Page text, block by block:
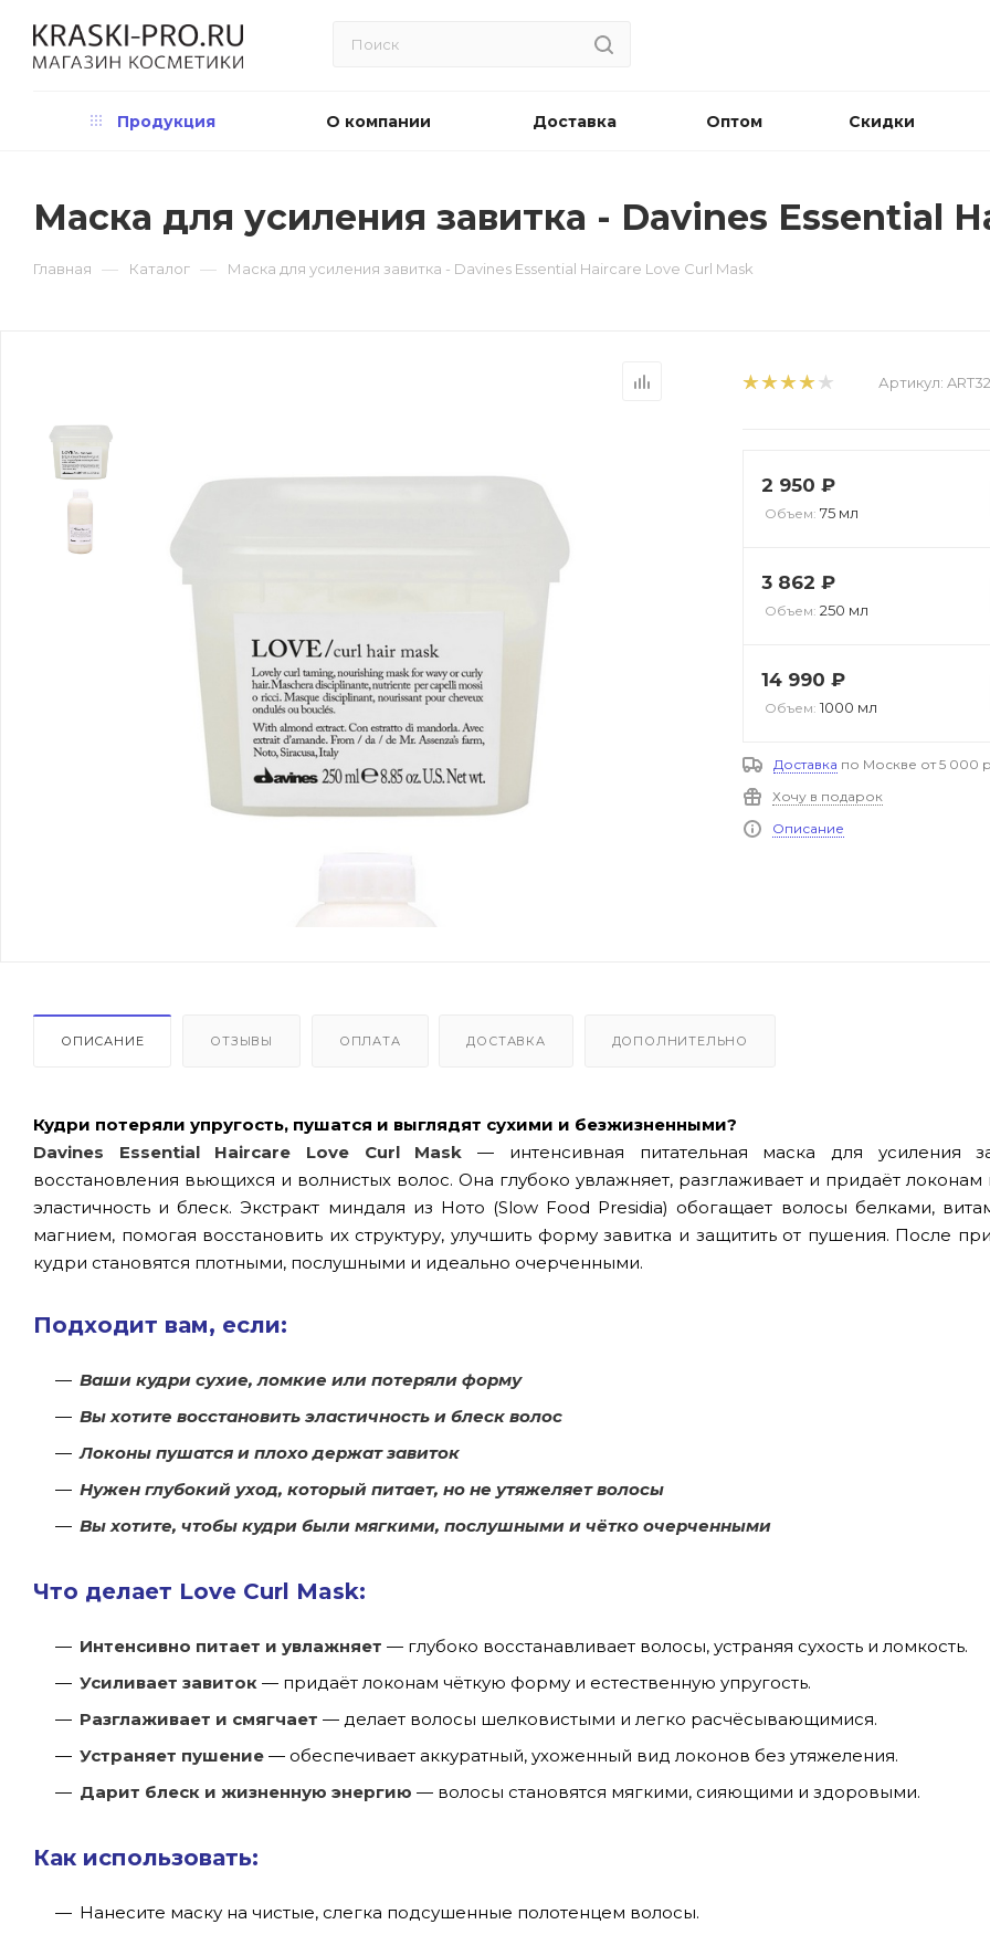
Продукция О компании Доставка Оптом Скидки
Маска для усиления завитка - Davines Essential
Главная — Каталог — Маска для усиления завитка - Davines Essential Haircare Love Curl Mask
Артикул:
2 950 ₽
Объем: 75 мл
3 862 ₽
Объем: 250 мл
14 990 ₽
Объем: 1000 мл
Доставка по Москве от 5 000
Хочу в подарок
Описание
ОПИСАНИЕ ОТЗЫВЫ ОПЛАТА ДОСТАВКА ДОПОЛНИТЕЛЬНО
Кудри потеряли упругость, пушатся и выглядят сухими и безжизненными?
Davines Essential Haircare Love Curl Mask — интенсивная питательная маска для усиления
восстановления вьющихся и волнистых волос. Она глубоко увлажняет, разглаживает и придаёт локонам
эластичность и блеск. Экстракт миндаля из Ното (Slow Food Presidia) обогащает волосы белками,
магнием, помогая восстановить их структуру, улучшить форму завитка и защитить от пушения. После
кудри становятся плотными, послушными и идеально очерченными.
Подходит вам, если:
Ваши кудри сухие, ломкие или потеряли форму
Вы хотите восстановить эластичность и блеск волос
Локоны пушатся и плохо держат завиток
Нужен глубокий уход, который питает, но не утяжеляет волосы
Вы хотите, чтобы кудри были мягкими, послушными и чётко очерченными
Что делает Love Curl Mask:
Интенсивно питает и увлажняет — глубоко восстанавливает волосы, устраняя сухость и ломкость.
Усиливает завиток — придаёт локонам чёткую форму и естественную упругость.
Разглаживает и смягчает — делает волосы шелковистыми и легко расчёсывающимися.
Устраняет пушение — обеспечивает аккуратный, ухоженный вид локонов без утяжеления.
Дарит блеск и жизненную энергию — волосы становятся мягкими, сияющими и здоровыми.
Как использовать:
Нанесите маску на чистые, слегка подсушенные полотенцем волосы.